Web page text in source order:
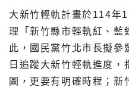
大新竹輕軌計畫於114年
理「新竹縣市輕軌紅、藍
此，國民黨竹北市長擬參
日追蹤大新竹輕軌進度，
圖，更要有明確時程；新